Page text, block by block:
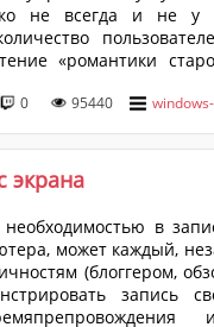
не всегда и не у
«романтики
(на сколько это
имеют свои
0 95440
экрана
необходимостью в
может каждый,
(блоггером,
запись